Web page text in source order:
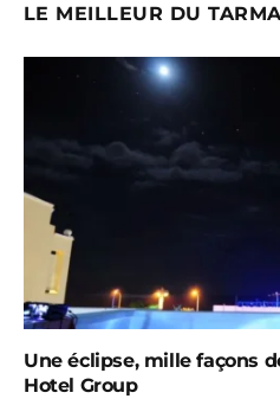
LE MEILLEUR DU
Une éclipse, mille façons
Hotel Group